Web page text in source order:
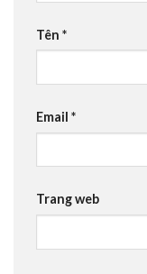
Tên *
Email *
Trang web